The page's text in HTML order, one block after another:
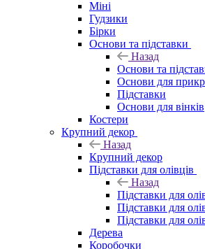
Міні
Гудзики
Бірки
Основи та підставки
Назад
Основи та
Основи для
Підставки
Основи для вінків
Костери
Крупний декор
Назад
Крупний декор
Підставки для олівців
Назад
Підставки для
Підставки для
Підставки для
Дерева
Коробочки